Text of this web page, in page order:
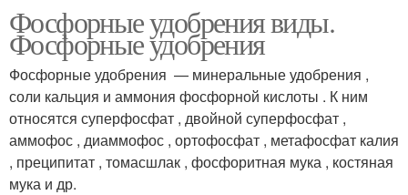
Фосфорные удобрения виды.
Фосфорные удобрения
Фосфорные удобрения — минеральные удобрения ,
соли кальция и аммония фосфорной кислоты . К ним
относятся суперфосфат , двойной суперфосфат ,
аммофос , диаммофос , ортофосфат , метафосфат калия
, преципитат , томасшлак , фосфоритная мука , костяная
мука и др.